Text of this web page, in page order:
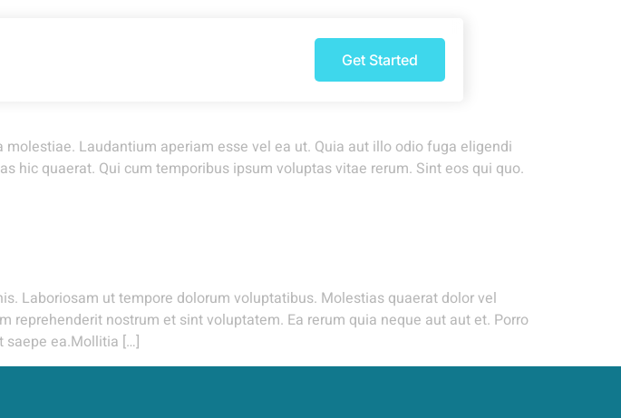
Get Started
Laudantium aperiam esse vel ea ut. Quia aut illo odio fuga eligendi
hic quaerat. Qui cum temporibus ipsum voluptas vitae rerum. Sint eos qui quo.
Laboriosam ut tempore dolorum voluptatibus. Molestias quaerat dolor vel
nostrum et sint voluptatem. Ea rerum quia neque aut aut et. Porro
saepe ea.Mollitia […]